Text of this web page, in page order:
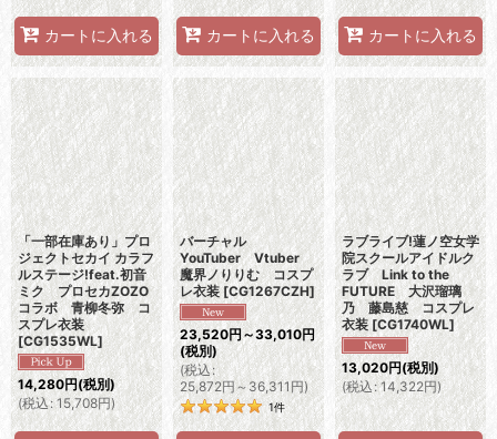
カートに入れる カートに入れる カートに入れる
「一部在庫あり」プロ
ジェクトセカイ カラフ
ルステージ!feat.初音
ミク プロセカZOZO
コラボ 青柳冬弥 コ
スプレ衣装
[CG1535WL]
14,280円(税別)
(税込: 15,708円)
バーチャル
YouTuber Vtuber
魔界ノりりむ コスプ
レ衣装 [CG1267CZH]
23,520円～33,010円
(税別)
(税込:
25,872円～36,311 円)
1件
ラブライブ!蓮ノ空女学
院スクールアイドルク
ラブ Link to the
FUTURE 大沢瑠璃
乃 藤島慈 コスプレ
衣装 [CG1740WL]
13,020円(税別)
(税込: 14,322円)